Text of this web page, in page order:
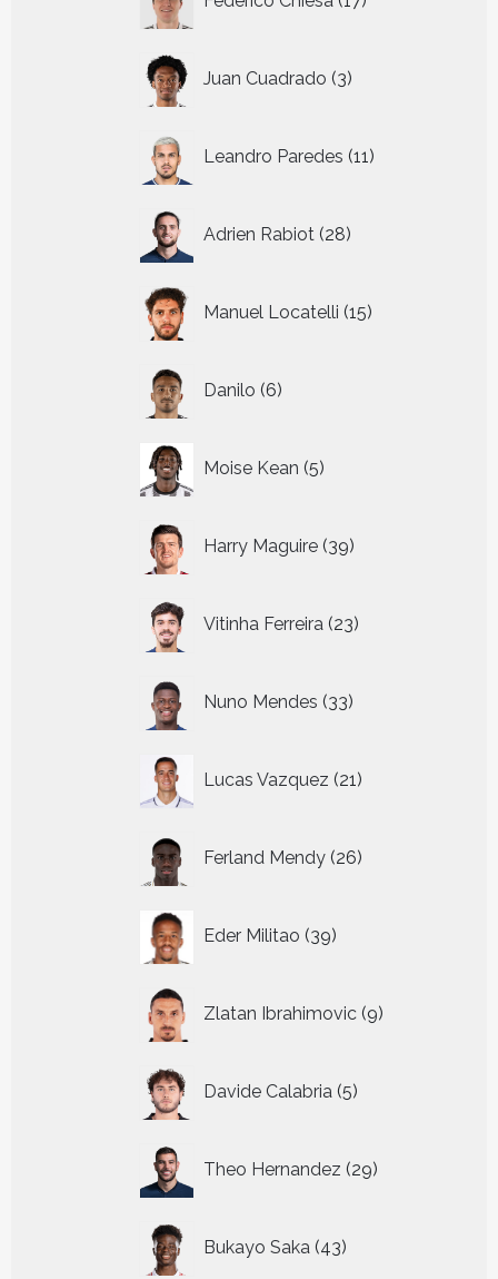
producten
Juan Cuadrado 3
producten
Leandro Paredes 11
producten
Adrien Rabiot 28
producten
Manuel Locatelli 15
producten
Danilo 6
producten
Moise Kean 5
producten
Harry Maguire 39
producten
Vitinha Ferreira 23
producten
Nuno Mendes 33
producten
Lucas Vazquez 21
producten
Ferland Mendy 26
producten
Eder Militao 39
producten
Zlatan Ibrahimovic 9
producten
Davide Calabria 5
producten
Theo Hernandez 29
producten
Bukayo Saka 43
producten